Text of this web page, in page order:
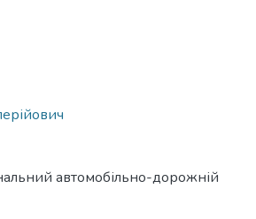
автомобільно-дорожній